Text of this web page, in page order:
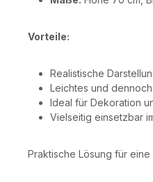
Vorteile:
Realistische
Leichtes und
Ideal für Dekoration
Vielseitig einsetzbar
Praktische Lösung für